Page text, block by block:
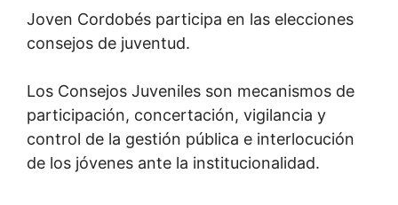
Joven Cordobés participa en las elecciones
consejos de juventud.
Los Consejos Juveniles son mecanismos de
participación, concertación, vigilancia y
control de la gestión pública e interlocución
de los jóvenes ante la institucionalidad.